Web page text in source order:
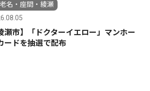
名・座間・綾瀬
瀬市】「ドクターイエロー」マンホー
ードを抽選で配布